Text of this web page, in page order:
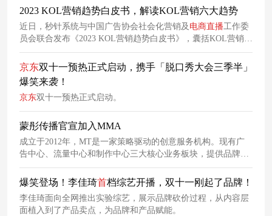
为行业提供兼具数据厚度、实战深度与趋势前瞻高度的决策坐
2023 KOL营销趋势白皮书，解读KOL营销六大趋势
近日，秒针系统与中国广告协会社会化营销及 电商直播工作委
员会联合发布《2023 KOL营销趋势白皮书》，囊括KOL营销六
大趋势和六大实操指南，帮助品牌主及生态各方快速洞悉趋
势，提前指导实操。
京东双十一预热正式启动，携手「脱口秀大会三季半」
爆笑来袭！
京东双十一预热正式启动。
蒙彤传播官宣加入MMA
成立于2012年，MT是一家策略驱动的创意服务机构。现有广
告中心、流量中心和制作中心三大核心业务板块，提供品牌咨
询、整合营销、创意内容生产、电商直播运营、影视制作等服
务。MT为中国4A成员，上广协理事单位，CIA独立创意联盟成
员。现以上海为总部，在广州及南京分别设有办公室，现有员
工近200名。
爆笑登场！李佳琦首档综艺开播，双十一刚起了品牌！
李佳琦面向全网推出实验综艺，展示品牌砍价过程，从内容层
面植入到了产品卖点，为品牌和产品赋能。